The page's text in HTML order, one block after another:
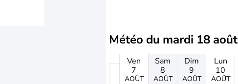
Météo du mardi 18 août
Ven
7
AOÛT
Sam
8
AOÛT
Dim
9
AOÛT
Lun
10
AOÛT